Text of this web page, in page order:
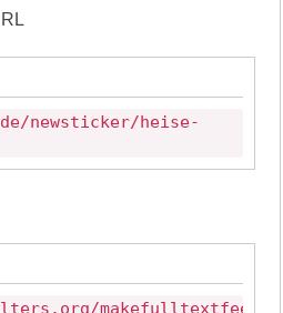
newsticker/heise-